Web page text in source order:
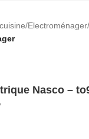
Electroménager
Nasco –